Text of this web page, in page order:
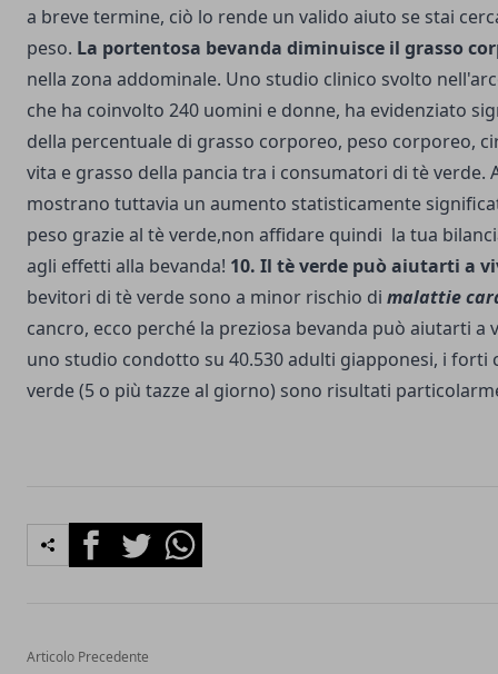
a breve termine, ciò lo rende un valido aiuto se stai
peso. La portentosa bevanda diminuisce il grasso
nella zona addominale. Uno studio clinico svolto
che ha coinvolto 240 uomini e donne, ha evidenziato
della percentuale di grasso corporeo, peso corporeo,
vita e grasso della pancia tra i consumatori di tè verde.
mostrano tuttavia un aumento statisticamente
peso grazie al tè verde,non affidare quindi la tua
agli effetti alla bevanda! 10. Il tè verde può aiutarti a
bevitori di tè verde sono a minor rischio di malattie
cancro, ecco perché la preziosa bevanda può aiutarti a
uno studio condotto su 40.530 adulti giapponesi, i forti
verde (5 o più tazze al giorno) sono risultati
FacebookTwitterWhatsapp
Articolo Precedente